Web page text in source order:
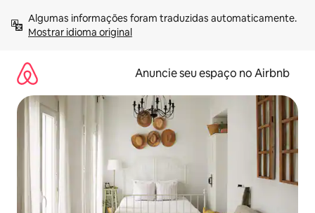
para
Mostrar idioma original
Anuncie seu espaço no Airbnb